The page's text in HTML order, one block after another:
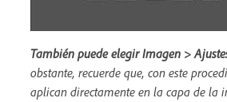
También puede elegir Imagen >
obstante, recuerde que, con este
aplican directamente en la capa de la